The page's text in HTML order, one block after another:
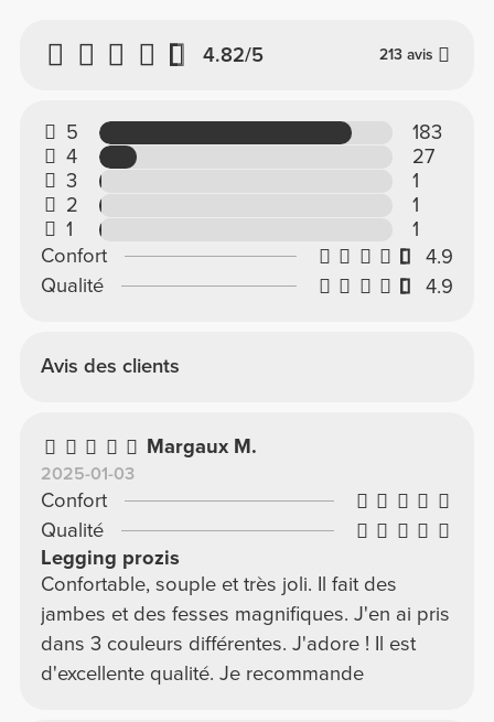
4.82/5 213 avis
5
183
4
27
3
1
2
1
1
1
Confort
4.9
Qualité
4.9
Avis des clients
Margaux M.
2025-01-03
Confort
Qualité
Legging prozis
Confortable, souple et très joli. Il fait des
jambes et des fesses magnifiques. J'en ai pris
dans 3 couleurs différentes. J'adore ! Il est
d'excellente qualité. Je recommande